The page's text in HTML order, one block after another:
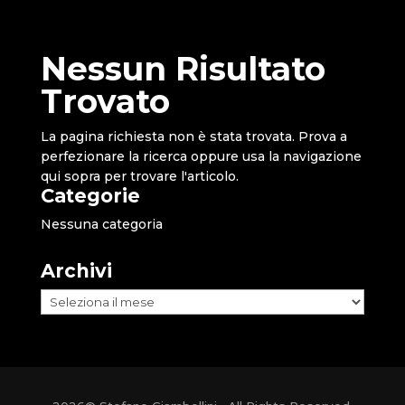
Nessun Risultato
Trovato
La pagina richiesta non è stata trovata. Prova a
perfezionare la ricerca oppure usa la navigazione
qui sopra per trovare l'articolo.
Categorie
Nessuna categoria
Archivi
Archivi